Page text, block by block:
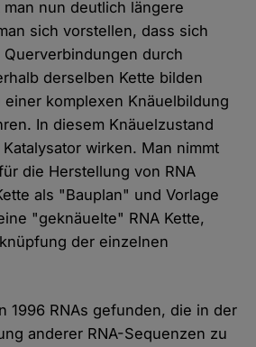
nun deutlich längere
sich vorstellen, dass sich
durch
derselben Kette bilden
komplexen Knäuelbildung
In diesem Knäuelzustand
wirken. Man nimmt
die Herstellung von RNA
als "Bauplan" und Vorlage
"geknäuelte" RNA Kette,
der einzelnen
1996 RNAs gefunden, die in der
anderer RNA-Sequenzen zu